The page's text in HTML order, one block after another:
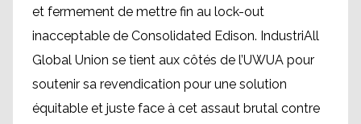
et fermement de mettre fin au lock-out
inacceptable de Consolidated Edison. IndustriAll
Global Union se tient aux côtés de l’UWUA pour
soutenir sa revendication pour une solution
équitable et juste face à cet assaut brutal contre